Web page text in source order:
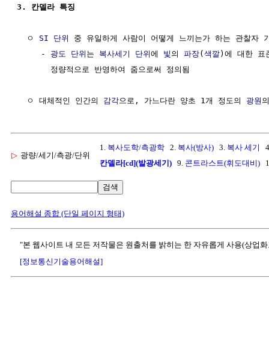
3. 칸델라 특징
  ㅇ
SI 단위
중 유일하게 사람이 어떻게 느끼는가 하는 관찰자
     -
광도 단위 는 복사세기 단위에 빛 의 파장( 색깔)에 대한 표
       정량적으로 반영하여 줌으로써 정의됨
  ㅇ 대체적인 인간의
감각으로, 가느다란 양초 1개 정도의 광원
▷ 광량/세기/측광/단위
1. 복사도학/측광학 2. 복사(방사) 3. 복사 세기
칸델라[cd](발광세기) 9. 콘트라스트(휘도대비)
검색
용어해설 종합 (단일 페이지 형태)
"본 웹사이트 내 모든 저작물은 원출처를 밝히는 한 자유롭게 사용(상업
[정보통신기술용어해설]